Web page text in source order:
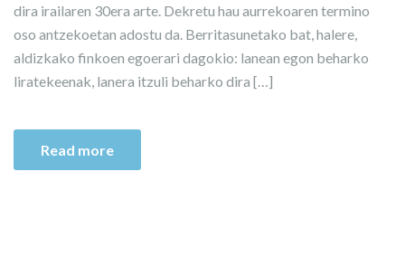
dira irailaren 30era arte. Dekretu hau aurrekoaren termino
oso antzekoetan adostu da. Berritasunetako bat, halere,
aldizkako finkoen egoerari dagokio: lanean egon beharko
liratekeenak, lanera itzuli beharko dira […]
Read more